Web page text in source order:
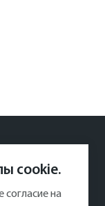
cookie.
согласие на